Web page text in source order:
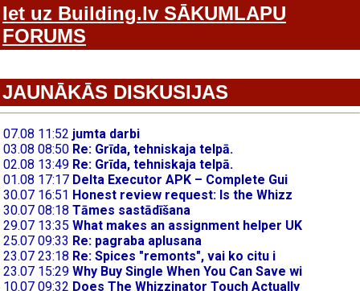
Iet uz Building.lv SĀKUMLAPU
FORUMS
JAUNĀKĀS DISKUSIJAS